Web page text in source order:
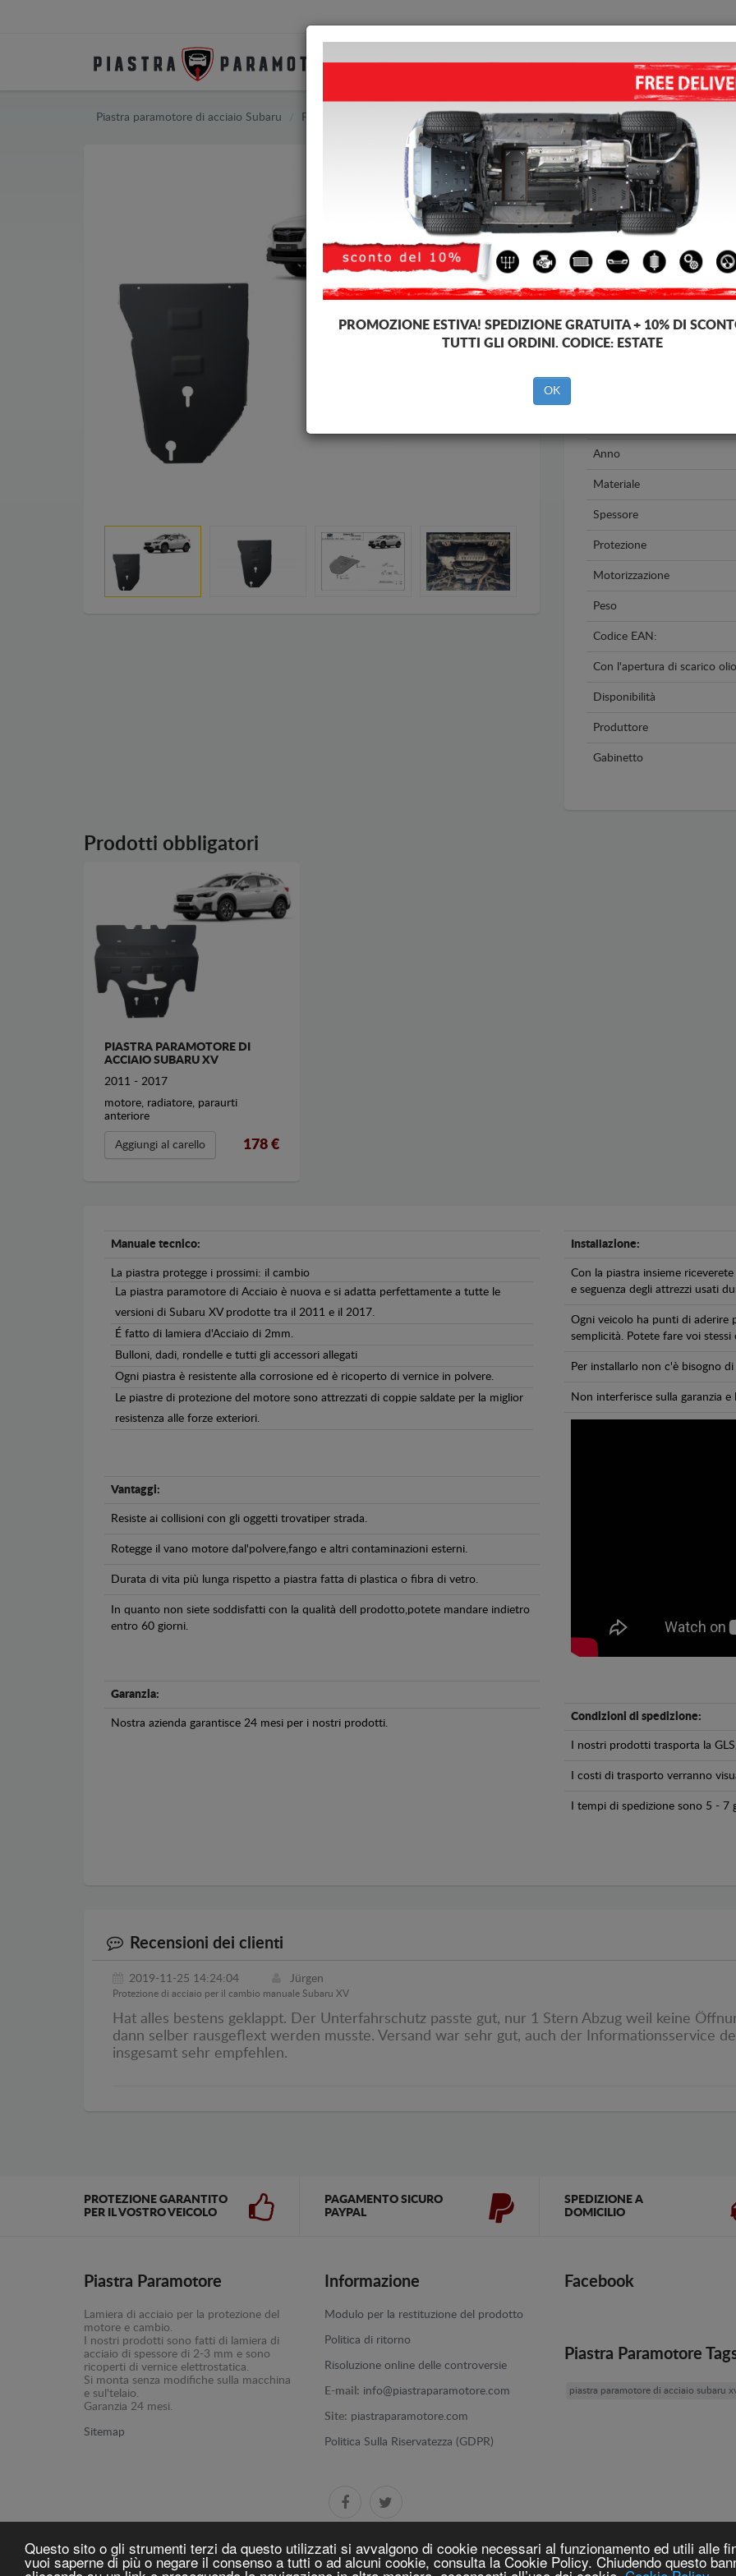
Questo sito o gli strumenti terzi da questo utilizzati si avvalgono di cookie necessari al funzionamento ed utili alle
vuoi saperne di più o negare il consenso a tutti o ad alcuni cookie, consulta la Cookie Policy. Chiudendo questo
PIASTRA PARAMOTORE HOME CONSEGNARE
Piastra paramotore di acciaio Subaru Piastra paramotore di acciaio Subaru XV
PROTEZIONE DI ACCIAIO
4.50 out of5stars based on
Codice del prodotto: 00.152
104 €
97€
Questo prodotto non può
Anno
Materiale
Spessore
Protezione
Motorizzazione
Peso
Codice EAN:
Con l'apertura di scarico
Disponibilità
Produttore
Gabinetto
Prodotti obbligatori
PIASTRA PARAMOTORE DI
ACCIAIO SUBARU XV
2011 - 2017
motore, radiatore, paraurti
anteriore
Aggiungi al carello 178 €
Manuale tecnico:
La piastra protegge i prossimi: il cambio
La piastra paramotore di Acciaio è nuova e si adatta perfettamente a tutte le
versioni di Subaru XV prodotte tra il 2011 e il 2017.
É fatto di lamiera d'Acciaio di 2mm.
Bulloni, dadi, rondelle e tutti gli accessori allegati
Ogni piastra è resistente alla corrosione ed è ricoperto di vernice in polvere.
Le piastre di protezione del motore sono attrezzati di coppie saldate per la miglior
resistenza alle forze exteriori.
Vantaggi:
Resiste ai collisioni con gli oggetti trovatiper strada.
Rotegge il vano motore dal'polvere,fango e altri contaminazioni esterni.
Durata di vita più lunga rispetto a piastra fatta di plastica o fibra di vetro.
In quanto non siete soddisfatti con la qualità dell prodotto,potete mandare indietro
entro 60 giorni.
Garanzia:
Nostra azienda garantisce 24 mesi per i nostri prodotti.
Installazione:
Con la piastra insieme
e seguenza degli attrezzi usati
Ogni veicolo ha punti di aderire
semplicità. Potete fare voi
Per installarlo non c'è bisogno
Non interferisce sulla garanzia e
Condizioni di spedizione:
I nostri prodotti trasporta la
I costi di trasporto verranno
I tempi di spedizione sono 5 - 7
Recensioni dei clienti
2019-11-25 14:24:04 Jürgen
Protezione di acciaio per il cambio manuale Subaru XV
Hat alles bestens geklappt. Der Unterfahrschutz passte gut, nur 1 Stern Abzug weil keine
dann selber rausgeflext werden musste. Versand war sehr gut, auch der Informationsservice
insgesamt sehr empfehlen.
PROTEZIONE GARANTITO
PER IL VOSTRO VEICOLO
PAGAMENTO SICURO
PAYPAL
SPEDIZIONE A
DOMICILIO
Piastra Paramotore
Lamiera di acciaio per la protezione del
motore e cambio.
I nostri prodotti sono fatti di lamiera di
acciaio di spessore di 2-3 mm e sono
ricoperti di vernice elettrostatica.
Si monta senza modifiche sulla macchina
e sul'telaio.
Garanzia 24 mesi.
Sitemap
Informazione
Modulo per la restituzione del prodotto
Politica di ritorno
Risoluzione online delle controversie
E-mail: info@piastraparamotore.com
Site: piastraparamotore.com
Politica Sulla Riservatezza (GDPR)
Facebook
Piastra Paramotore
piastra paramotore di acciaio subaru
PROMOZIONE ESTIVA! SPEDIZIONE GRATUITA + 10% DI
TUTTI GLI ORDINI. CODICE: ESTATE
OK